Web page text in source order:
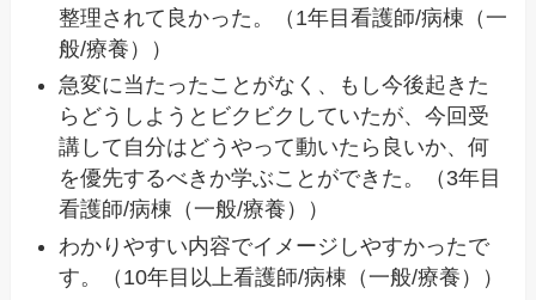
整理されて良かった。（1年目看護師/病棟（一
般/療養））
急変に当たったことがなく、もし今後起きた
らどうしようとビクビクしていたが、今回受
講して自分はどうやって動いたら良いか、何
を優先するべきか学ぶことができた。（3年目
看護師/病棟（一般/療養））
わかりやすい内容でイメージしやすかったで
す。（10年目以上看護師/病棟（一般/療養））